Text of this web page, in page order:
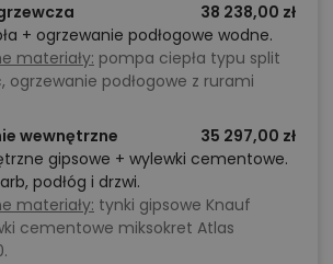
38 238,00 zł
+ ogrzewanie podłogowe wodne.
materiały: pompa ciepła typu split
ogrzewanie podłogowe z rurami
wewnętrzne
35 297,00 zł
gipsowe + wylewki cementowe.
podłóg i drzwi.
materiały: tynki gipsowe Knauf
cementowe miksokret Atlas